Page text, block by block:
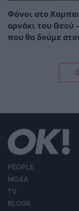
Φόνοι στο
αρνάκι του Θεού
που θα δούμε
PEOPLE
ΜΟΔΑ
TV
BLOGS